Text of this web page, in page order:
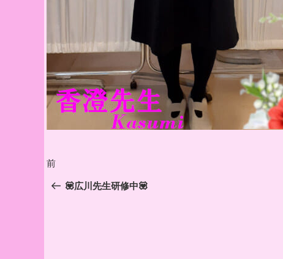
投
稿
前
投
前
💟広川先生研修中💟